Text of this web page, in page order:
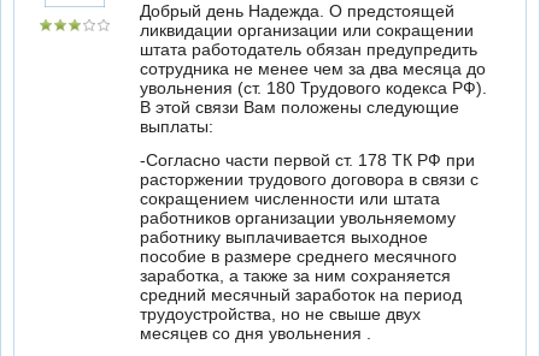
Добрый день Надежда. О предстоящей
ликвидации организации или сокращении
штата работодатель обязан предупредить
сотрудника не менее чем за два месяца до
увольнения (ст. 180 Трудового кодекса РФ).
В этой связи Вам положены следующие
выплаты:
-Согласно части первой ст. 178 ТК РФ при
расторжении трудового договора в связи с
сокращением численности или штата
работников организации увольняемому
работнику выплачивается выходное
пособие в размере среднего месячного
заработка, а также за ним сохраняется
средний месячный заработок на период
трудоустройства, но не свыше двух
месяцев со дня увольнения .